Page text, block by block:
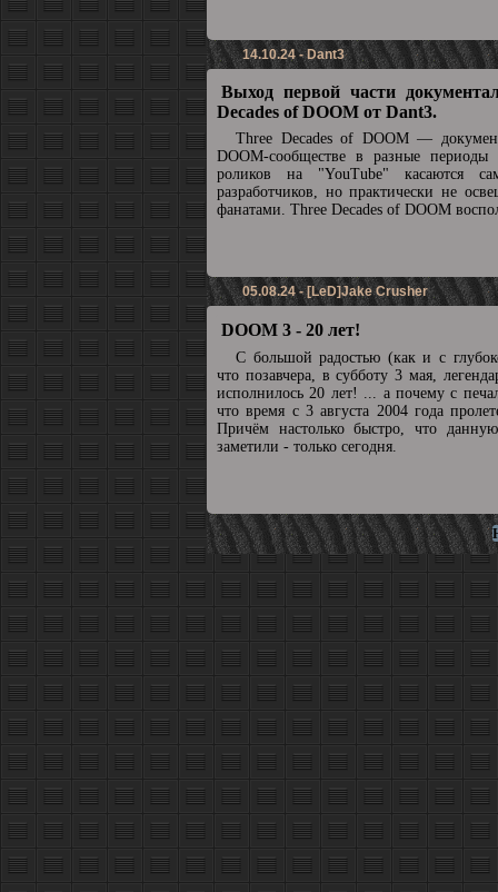
14.10.24 - Dant3
Выход первой части
Decades of DOOM от Dant3.
Three Decades of DOOM —
DOOM-сообществе в разные периоды
роликов на "YouTube" касаются
разработчиков, но практически не
фанатами. Three Decades of DOOM
05.08.24 - [LeD]Jake Crusher
DOOM 3 - 20 лет!
С большой радостью (как и с
что позавчера, в субботу 3 мая,
исполнилось 20 лет! ... а почему с
что время с 3 августа 2004 года
Причём настолько быстро, что
заметили - только сегодня.